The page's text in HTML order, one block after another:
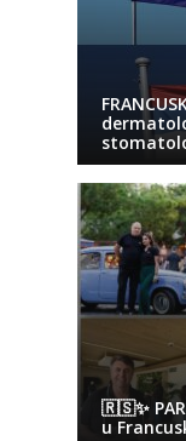
🇷🇸✨
u